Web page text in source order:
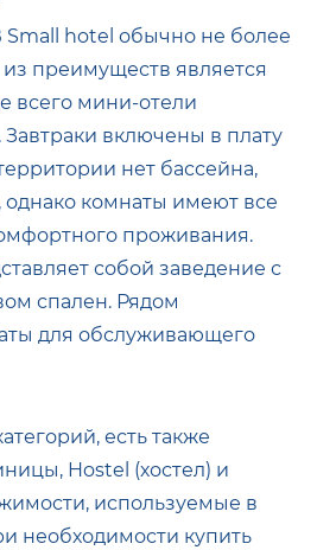
Small hotel обычно не более
преимуществ является
всего мини-отели
Завтраки включены в плату
нет бассейна,
комнаты имеют все
проживания.
собой заведение с
спален. Рядом
для обслуживающего
есть также
Hostel (хостел) и
используемые в
необходимости купить